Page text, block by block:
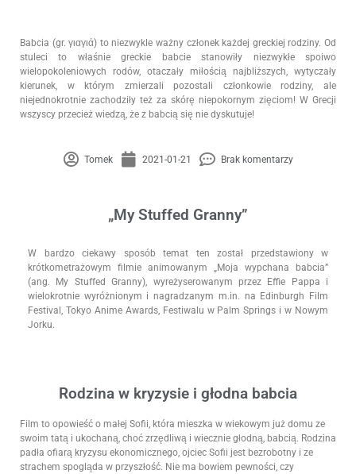
Babcia (gr. γιαγιά) to niezwykle ważny członek każdej greckiej rodziny. Od
stuleci to właśnie greckie babcie stanowiły niezwykłe spoiwo
wielopokoleniowych rodów, otaczały miłością najbliższych, wytyczały
kierunek, w którym zmierzali pozostali członkowie rodziny, ale
niejednokrotnie zachodziły też za skórę niepokornym zięciom! W Grecji
wszyscy przecież wiedzą, że z babcią się nie dyskutuje!
Tomek 2021-01-21 Brak komentarzy
„My Stuffed Granny”
W bardzo ciekawy sposób temat ten został przedstawiony w
krótkometrażowym filmie animowanym „Moja wypchana babcia”
(ang. My Stuffed Granny), wyreżyserowanym przez Effie Pappa i
wielokrotnie wyróżnionym i nagradzanym m.in. na Edinburgh Film
Festival, Tokyo Anime Awards, Festiwalu w Palm Springs i w Nowym
Jorku.
Rodzina w kryzysie i głodna babcia
Film to opowieść o małej Sofii, która mieszka w wiekowym już domu ze
swoim tatą i ukochaną, choć zrzędliwą i wiecznie głodną, babcią. Rodzina
padła ofiarą kryzysu ekonomicznego, ojciec Sofii jest bezrobotny i ze
strachem spogląda w przyszłość. Nie ma bowiem pewności, czy